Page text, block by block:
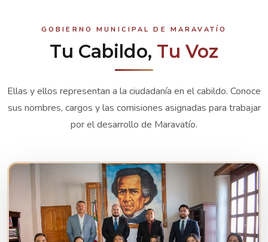
GOBIERNO MUNICIPAL DE MARAVATÍO
Tu Cabildo, Tu Voz
Ellas y ellos representan a la ciudadanía en el cabildo. Conoce
sus nombres, cargos y las comisiones asignadas para trabajar
por el desarrollo de Maravatío.